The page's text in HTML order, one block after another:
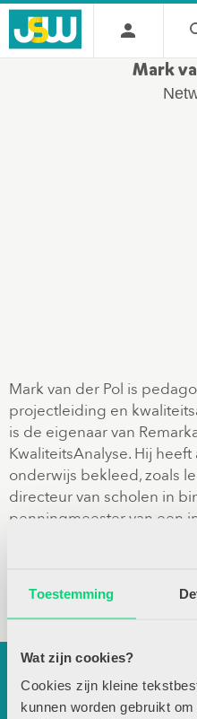
Toestemming
Wat zijn cookies?
Cookies zijn kleine
kunnen worden gebruikt
Mark van der Pol is
projectleiding en
is de eigenaar van
KwaliteitsAnalyse. Hij
onderwijs bekleed, zoals
directeur van scholen in
penningmeester van een
onderwijsplatform en lid
Mark vindt het belangrijk
Mark
Uitgeverij Zwijsen
T.a.v. redactie JSW